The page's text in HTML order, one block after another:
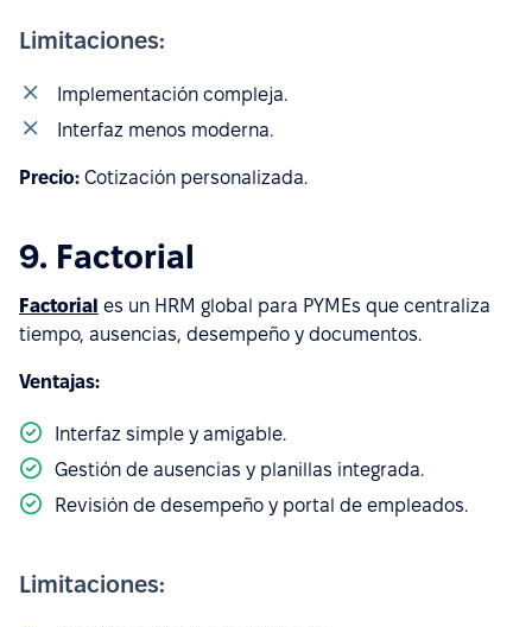
Limitaciones:
Implementación compleja.
Interfaz menos moderna.
Precio: Cotización personalizada.
9. Factorial
Factorial es un HRM global para PYMEs que centraliza
tiempo, ausencias, desempeño y documentos.
Ventajas:
Interfaz simple y amigable.
Gestión de ausencias y planillas integrada.
Revisión de desempeño y portal de empleados.
Limitaciones: